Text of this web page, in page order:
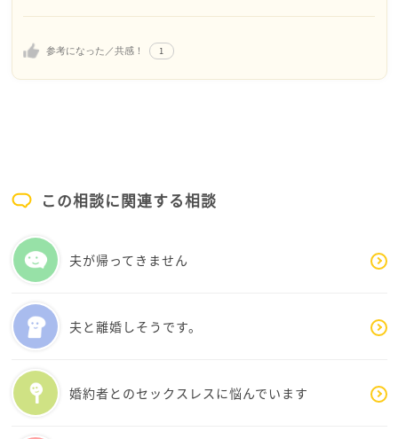
参考になった／共感！ 1
り、叩かれたりして、間違っているかのように言わ
れてしまうので本当に無念です…。
なかったのです
この相談に関連する相談
夫が帰ってきません
夫と離婚しそうです。
婚約者とのセックスレスに悩んでいます